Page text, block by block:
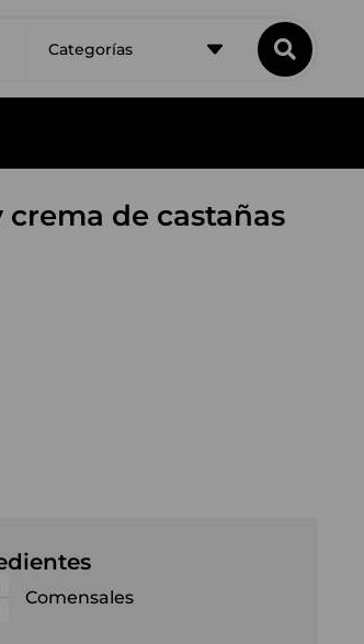
Categorías
de castañas
Comensales